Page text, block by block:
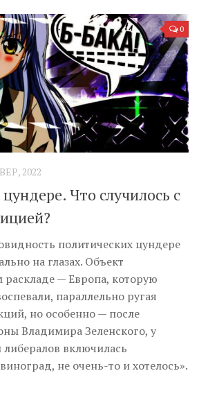
0
2022
Что случилось с
политических цундере
на глазах. Объект
— Европа, которую
параллельно ругая
но особенно — после
Владимира Зеленского, у
включилась
не очень-то и хотелось».